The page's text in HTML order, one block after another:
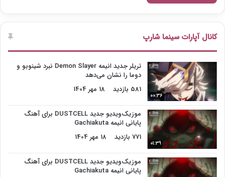
کانال آپارات سینما شارپ
00:36
تریلر جدید انیمه Demon Slayer نبرد شینوبو و
دوما را نشان می‌دهد
581 بازدید
18 مهر 1404
01:39
موزیک‌ویدیو جدید DUSTCELL برای آهنگ
پایانی انیمه Gachiakuta
771 بازدید
18 مهر 1404
موزیک‌ویدیو جدید DUSTCELL برای آهنگ
پایانی انیمه Gachiakuta